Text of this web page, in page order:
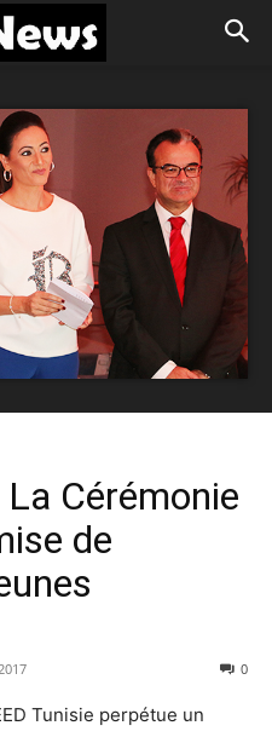
Cérémonie
de
0
Tunisie perpétue un